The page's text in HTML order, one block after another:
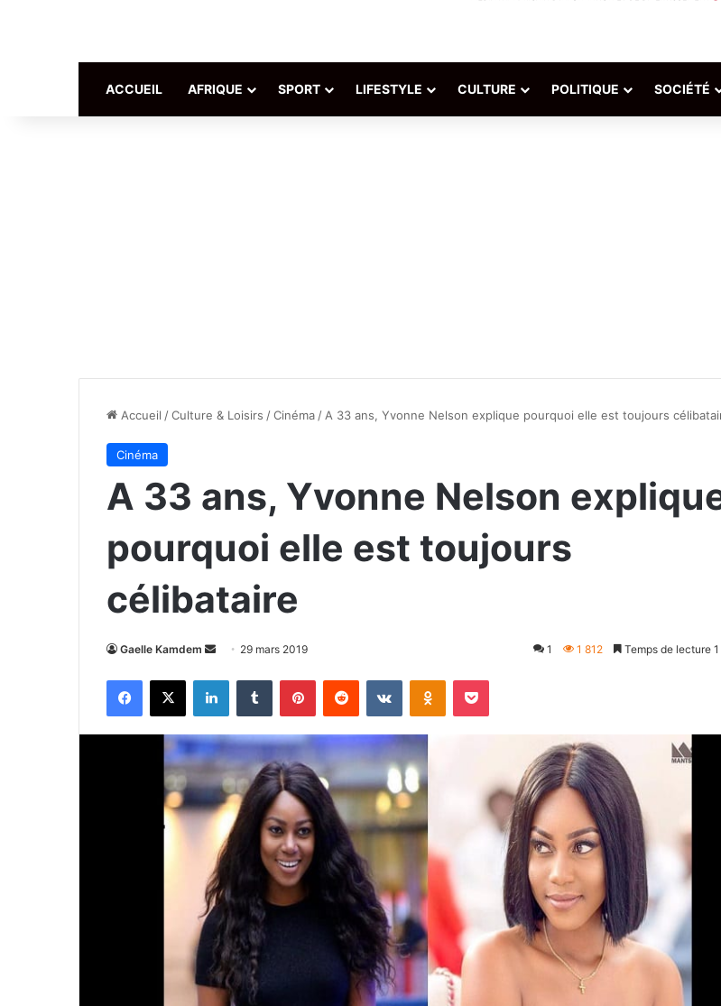
ACCUEIL AFRIQUE SPORT LIFESTYLE CULTURE POLITIQUE SOCIÉTÉ
Accueil /Culture & Loisirs /Cinéma / A 33 ans, Yvonne Nelson explique pourquoi elle est toujours
Cinéma
A 33 ans, Yvonne Nelson
pourquoi elle est toujours
célibataire
Gaelle Kamdem
Envoyer
courriel
29 mars 2019 1 1 812 Temps de lecture
Facebook
X LinkedinTumblr PinterestReddit VKontakteOdnoklassniki
Pocket